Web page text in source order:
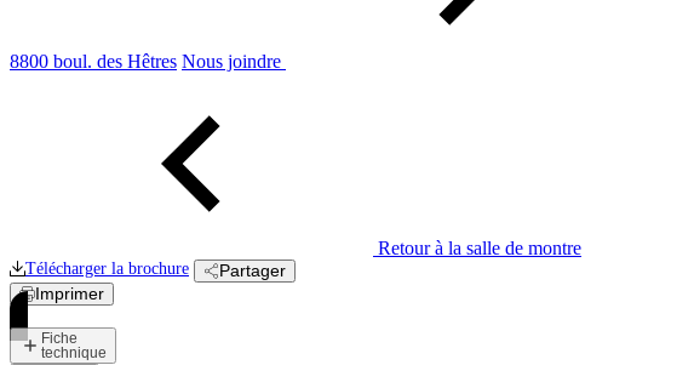
8800 boul. des Hêtres Nous joindre
Retour à la salle de montre
Télécharger la brochure
Partager
Imprimer
Fiche
technique